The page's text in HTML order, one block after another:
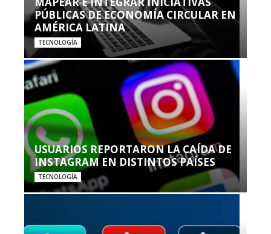
PÚBLICAS DE ECONOMÍA CIRCULAR EN
AMÉRICA LATINA
TECNOLOGÍA
USUARIOS REPORTARON LA CAÍDA DE
INSTAGRAM EN DISTINTOS PAÍSES
TECNOLOGÍA